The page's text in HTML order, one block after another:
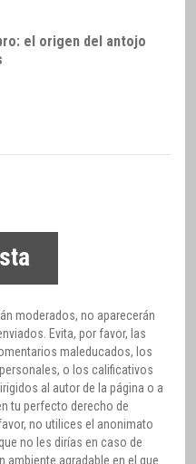
el origen del antojo
moderados, no aparecerán
Evita, por favor, las
maleducados, los
o los calificativos
al autor de la página o a
tu perfecto derecho de
no utilices el anonimato
no les dirías en caso de
ambiente agradable en el que